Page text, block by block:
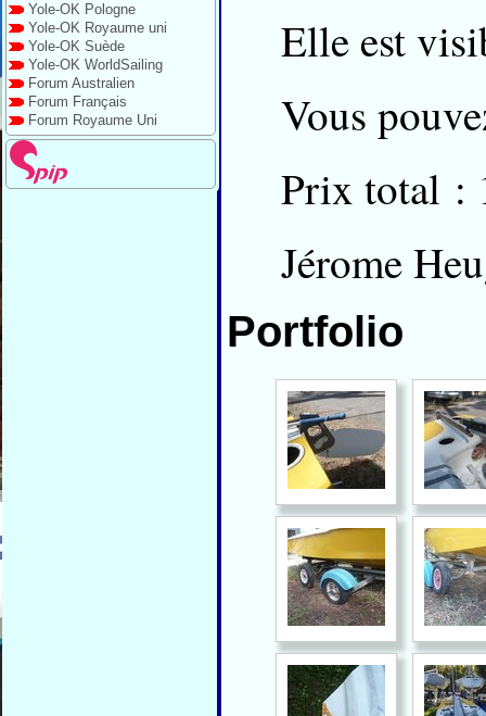
Yole-OK Pologne
Yole-OK Royaume uni
Yole-OK Suède
Yole-OK WorldSailing
Forum Australien
Forum Français
Forum Royaume Uni
Elle est
Vous
Prix total :
Jérome
Portfolio